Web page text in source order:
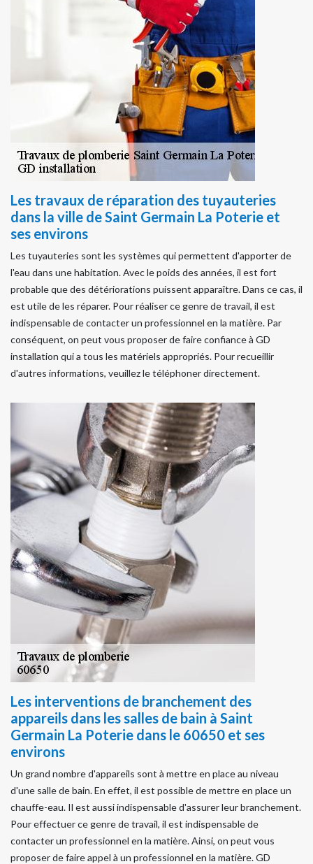
Les travaux de réparation des tuyauteries
dans la ville de Saint Germain La Poterie et
ses environs
Les tuyauteries sont les systèmes qui permettent d'apporter de
l'eau dans une habitation. Avec le poids des années, il est fort
probable que des détériorations puissent apparaître. Dans ce cas, il
est utile de les réparer. Pour réaliser ce genre de travail, il est
indispensable de contacter un professionnel en la matière. Par
conséquent, on peut vous proposer de faire confiance à GD
installation qui a tous les matériels appropriés. Pour recueillir
d'autres informations, veuillez le téléphoner directement.
Les interventions de branchement des
appareils dans les salles de bain à Saint
Germain La Poterie dans le 60650 et ses
environs
Un grand nombre d'appareils sont à mettre en place au niveau
d'une salle de bain. En effet, il est possible de mettre en place un
chauffe-eau. Il est aussi indispensable d'assurer leur branchement.
Pour effectuer ce genre de travail, il est indispensable de
contacter un professionnel en la matière. Ainsi, on peut vous
proposer de faire appel à un professionnel en la matière. GD